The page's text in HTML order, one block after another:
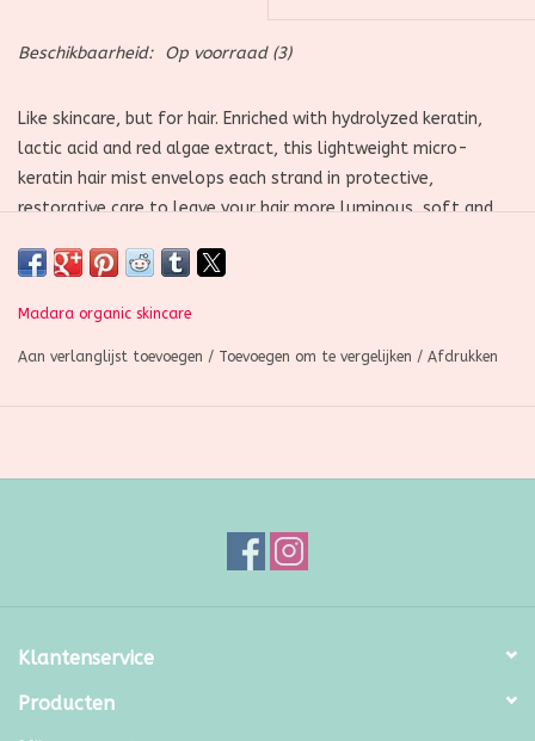
Beschikbaarheid: Op voorraad(3)
Like skincare, but for hair. Enriched with hydrolyzed keratin,
lactic acid and red algae extract, this lightweight micro-
keratin hair mist envelops each strand in protective,
restorative care to leave your hair more luminous, soft and
Madara organic skincare
Aan verlanglijst toevoegen / Toevoegen om te vergelijken / Afdrukken
Klantenservice
Producten